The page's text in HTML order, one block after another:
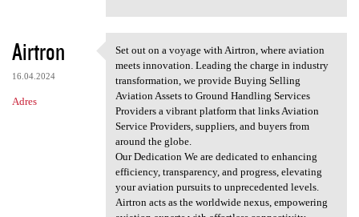
Airtron
16.04.2024
Adres
Set out on a voyage with
Set out on a voyage with Airtron, where aviation
meets innovation. Leading the charge in industry
transformation, we provide Buying Selling
Aviation Assets to Ground Handling Services
Providers a vibrant platform that links Aviation
Service Providers, suppliers, and buyers from
around the globe.
Our Dedication We are dedicated to enhancing
efficiency, transparency, and progress, elevating
your aviation pursuits to unprecedented levels.
Airtron acts as the worldwide nexus, empowering